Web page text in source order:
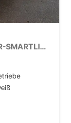
Expression 3 TCe 4x2*NAVI-ÜBER-SMARTLINK*AHK*PDC-KAMERA*LED*SHZ*17-ZOLL